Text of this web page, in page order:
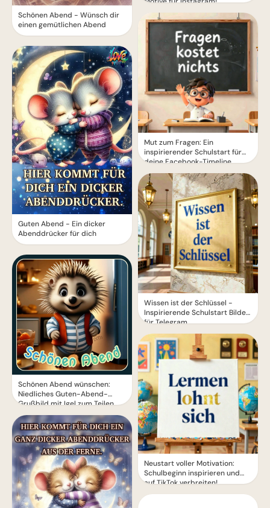
Schönen Abend - Wünsch dir
einen gemütlichen Abend
Guten Abend - Ein dicker
Abenddrücker für dich
Schönen Abend wünschen:
Niedliches Guten-Abend-
Grußbild mit Igel zum Teilen
Mut zum Fragen: Ein
inspirierender Schulstart für
deine Facebook-Timeline
Wissen ist der Schlüssel -
Inspirierende Schulstart Bilder
für Telegram
Neustart voller Motivation:
Schulbeginn inspirieren und
auf TikTok verbreiten!